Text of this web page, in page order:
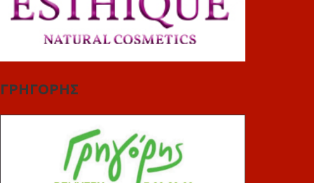
ΓΡΗΓΟΡΗΣ